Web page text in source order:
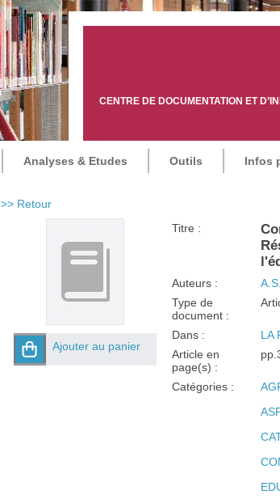
CENTRE DE DOCUMENTATION ET
Analyses & Etudes Outils Infos
>> Retour
Ajouter au panier
Titre :
Auteurs :
Type de
document :
Dans :
LA
Article en
page(s) :
Catégories :